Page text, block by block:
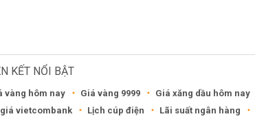
KẾT NỔI BẬT
vàng hôm nay Giá vàng 9999 Giá xăng dầu hôm nay
vietcombank
Lịch cúp điện Lãi suất ngân hàng